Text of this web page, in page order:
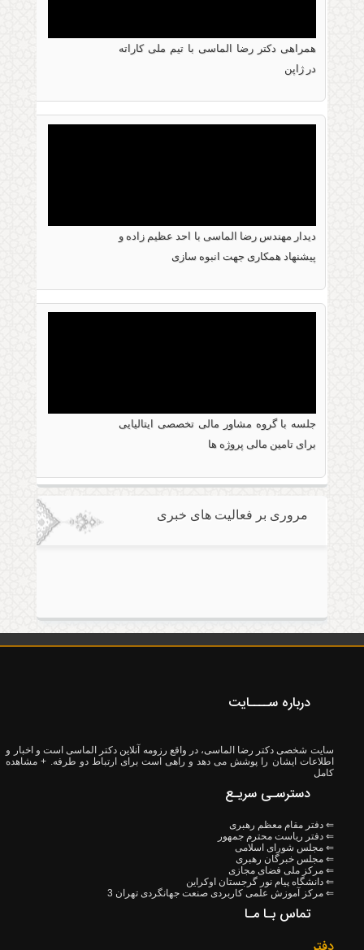
14 آگوست 2016
همراهی دکتر رضا الماسی با تیم ملی کاراته
در ژاپن
08 فوریه 2016
پیشنهاد همکاری جهت انبوه سازی
دیدار مهندس رضا الماسی با احد عظیم زاده و
پیشنهاد همکاری جهت انبوه سازی
06 دسامبر 2015
تامین مالی پروژه ها
جلسه با گروه مشاور مالی تخصصی ایتالیایی
برای تامین مالی پروژه ها
مروری بر فعالیت های خبری
هیات رئیسه فدراسیون هاکی
2024/07/03
انتخاب دکتر رضا الماسی به عنوان عضو
کمیته آموزش فدراسیون فوتبال
درباره ســــایت
سایت شخصی دکتر رضا الماسی، در واقع رزومه آنلاین دکتر الماسی است و اخبار و
اطلاعات ایشان را پوشش می دهد و راهی است برای ارتباط دو طرفه.+ مشاهده
کامل
دسترسـی سریـع
⇐ دفتر مقام معظم رهبری
⇐ دفتر ریاست محترم جمهور
⇐ مجلس شورای اسلامی
⇐ مجلس خبرگان رهبری
⇐ مرکز ملی فضای مجازی
⇐ دانشگاه پیام نور گرجستان اوکراین
⇐ مرکز آموزش علمی کاربردی صنعت جهانگردی تهران 3
تماس بـا مـا